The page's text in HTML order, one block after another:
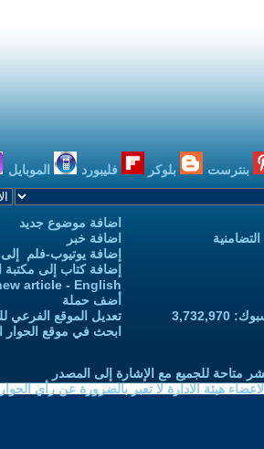
بنترست بلوكر فليبورد الموبايل
اضافة موضوع جديد
اضافة خبر
إضافة يوتيوب-فلم إلى
إضافة كتاب إلى مكتبة
article - English
أضف حملة
تعديل الموقع الفرعي
ابحث في موقع الحوار
متاحة للجميع مع الإشارة إلى المصدر
هيئة الادارة لا تعبر بالضرورة عن رأي